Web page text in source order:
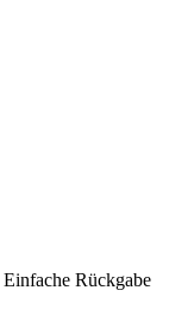
Einfache Rückgabe